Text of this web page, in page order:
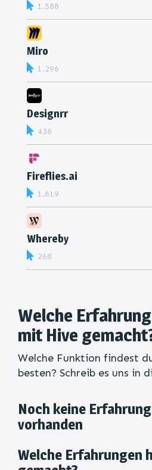
1.588
Miro
1.296
Designrr
436
Fireflies.ai
1.619
Whereby
268
Welche
mit Hive
Welche Funktion findest
besten? Schreib es uns in
Noch keine
vorhanden
Welche Erfahrungen